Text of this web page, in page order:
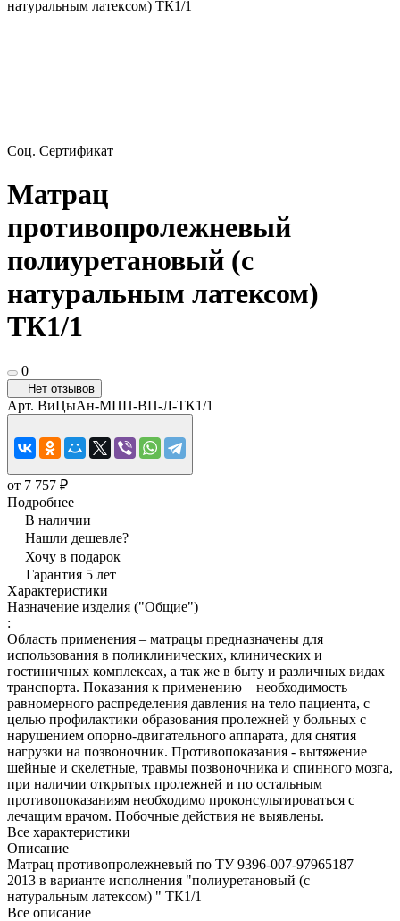
натуральным латексом) ТК1/1
Соц. Сертификат
Матрац
противопролежневый
полиуретановый (с
натуральным латексом)
ТК1/1
0
Нет отзывов
Арт. ВиЦыАн-МПП-ВП-Л-ТК1/1
от 7 757 ₽
Подробнее
В наличии
Нашли дешевле?
Хочу в подарок
Гарантия 5 лет
Характеристики
Назначение изделия ("Общие")
:
Область применения – матрацы предназначены для
использования в поликлинических, клинических и
гостиничных комплексах, а так же в быту и различных видах
транспорта. Показания к применению – необходимость
равномерного распределения давления на тело пациента, с
целью профилактики образования пролежней у больных с
нарушением опорно-двигательного аппарата, для снятия
нагрузки на позвоночник. Противопоказания - вытяжение
шейные и скелетные, травмы позвоночника и спинного мозга,
при наличии открытых пролежней и по остальным
противопоказаниям необходимо проконсультироваться с
лечащим врачом. Побочные действия не выявлены.
Все характеристики
Описание
Матрац противопролежневый по ТУ 9396-007-97965187 –
2013 в варианте исполнения "полиуретановый (с
натуральным латексом) " ТК1/1
Все описание